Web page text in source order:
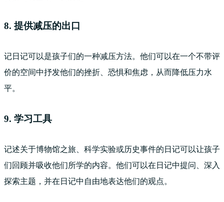
8. 提供减压的出口
记日记可以是孩子们的一种减压方法。他们可以在一个不带评
价的空间中抒发他们的挫折、恐惧和焦虑，从而降低压力水
平。
9. 学习工具
记述关于博物馆之旅、科学实验或历史事件的日记可以让孩子
们回顾并吸收他们所学的内容。他们可以在日记中提问、深入
探索主题，并在日记中自由地表达他们的观点。